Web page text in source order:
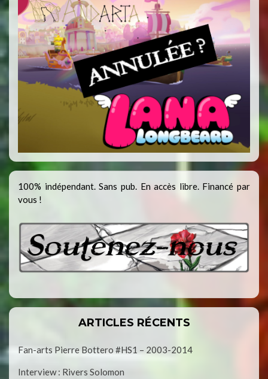
100% indépendant. Sans pub. En accès libre. Financé par
vous !
ARTICLES RÉCENTS
Fan-arts Pierre Bottero #HS1 – 2003-2014
Interview : Rivers Solomon